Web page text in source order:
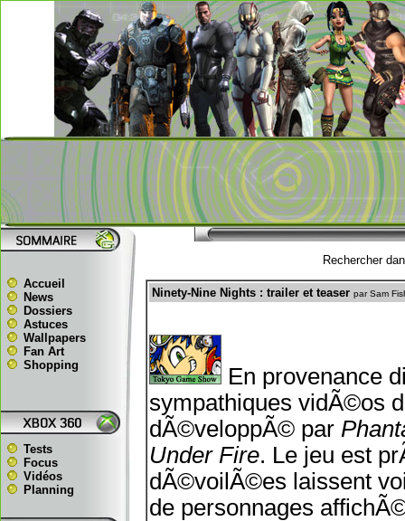
Accueil
News
Dossiers
Astuces
Wallpapers
Fan Art
Shopping
Tests
Focus
Vidéos
Planning
Rechercher
Ninety-Nine Nights : trailer et teaser par Sam
En provenance
sympathiques vidÃ©os
dÃ©veloppÃ© par
Under Fire. Le jeu est
dÃ©voilÃ©es laissent
de personnages